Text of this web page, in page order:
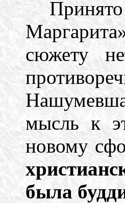
сюжету
мысль к
новому
была